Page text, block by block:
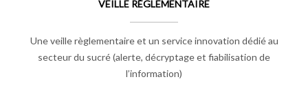
VEILLE RÉGLEMENTAIRE
Une veille règlementaire et un service innovation dédié au
secteur du sucré (alerte, décryptage et fiabilisation de
l’information)